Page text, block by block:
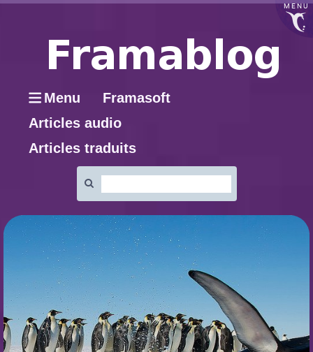
MENU
Menu
Framasoft
Articles audio
Articles traduits
: